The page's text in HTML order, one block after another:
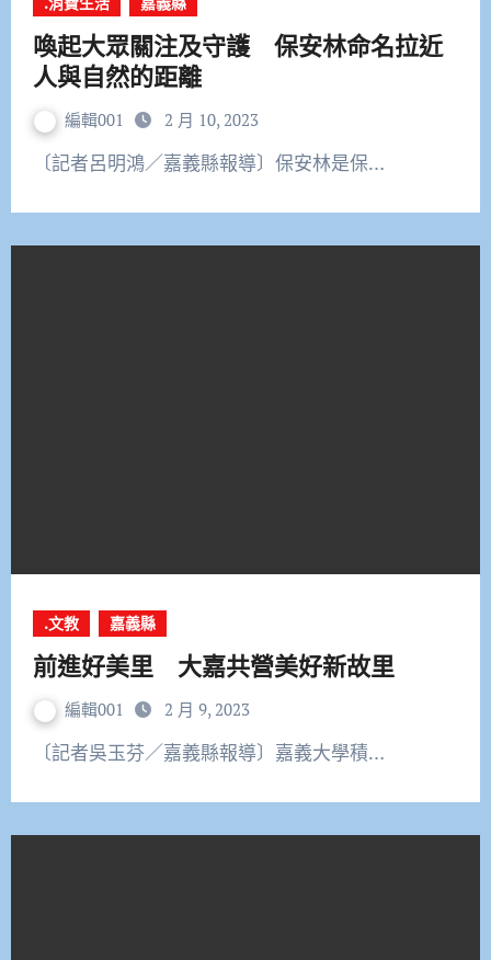
喚起大眾關注及守護 保安林命名拉近
人與自然的距離
編輯001 2 月 10, 2023
〔記者呂明鴻／嘉義縣報導〕保安林是保…
.文教 嘉義縣
前進好美里 大嘉共營美好新故里
編輯001 2 月 9, 2023
〔記者吳玉芬／嘉義縣報導〕嘉義大學積…